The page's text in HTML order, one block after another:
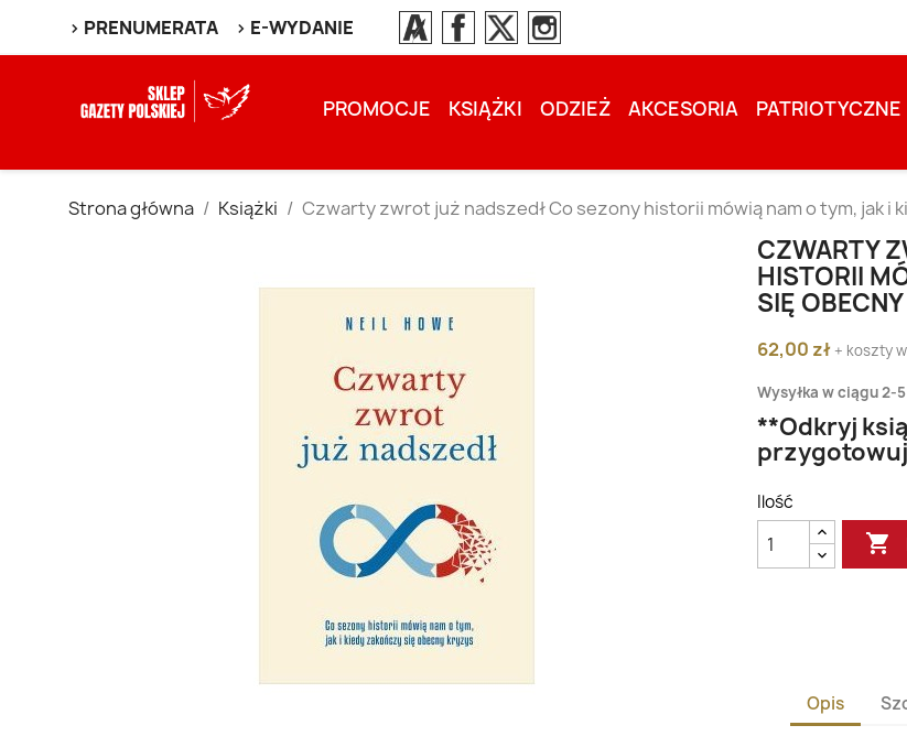
> PRENUMERATA > E-WYDANIE
PROMOCJE KSIĄŻKI ODZIEŻ AKCESORIA PATRIOTYCZNE
Strona główna Książki Czwarty zwrot już nadszedł Co sezony historii mówią nam o tym, jak i
CZWARTY
HISTORII
SIĘ
62,00 zł + koszty
Wysyłka w ciągu 2-
**Odkryj
Ilość

Opis